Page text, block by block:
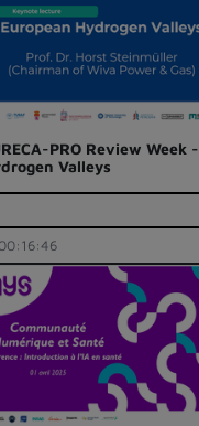
PRO Review Week -
Valleys
00:16:46